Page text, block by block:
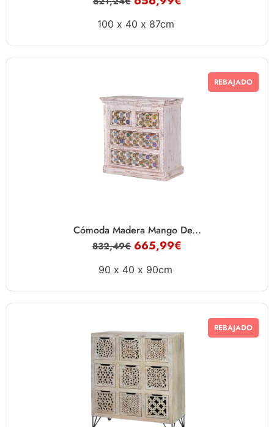
100 x 40 x 87cm
REBAJADO
Cómoda Madera Mango De...
832,49€ 665,99€
90 x 40 x 90cm
REBAJADO